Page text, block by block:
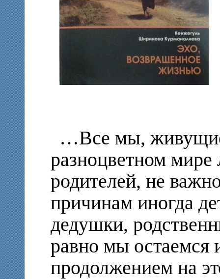
…Все мы,
разноцветном
родителей, не
причинам иногда
дедушки,
равно мы остаемся
продолжением на